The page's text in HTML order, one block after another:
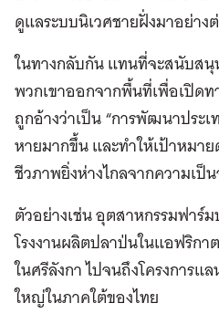
ดูแลระบบนิเวศชายฝั่งมาอย่า
ในทางกลับกัน แทนที่จะสนับส
พวกเขาออกจากพื้นที่เพื่อเปิดท
ถูกอ้างว่าเป็น “การพัฒนาประเ
หายมากขึ้น และทำให้เป้าหมา
ชีวภาพยิ่งห่างไกลจากความเป็
ตัวอย่างเช่น อุตสาหกรรมฟาร์
โรงงานผลิตปลาป่นในแอฟริกา
ในศรีลังกา ไปจนถึงโครงการ
ใหญ่ในภาคใต้ของไทย